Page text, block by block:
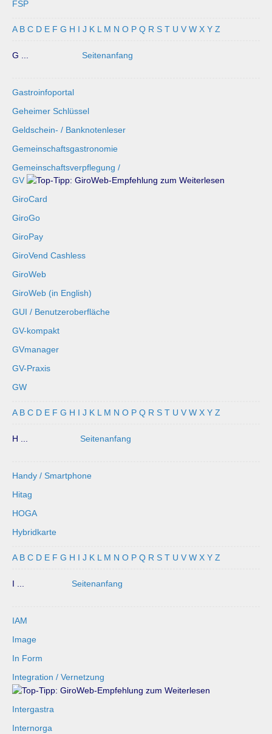
FSP
A B C D E F G H I J K L M N O P Q R S T U V W X Y Z
G ... Seitenanfang
Gastroinfoportal
Geheimer Schlüssel
Geldschein- / Banknotenleser
Gemeinschaftsgastronomie
Gemeinschaftsverpflegung /
GV
GiroCard
GiroGo
GiroPay
GiroVend Cashless
GiroWeb
GiroWeb (in English)
GUI / Benutzeroberfläche
GV-kompakt
GVmanager
GV-Praxis
GW
A B C D E F G H I J K L M N O P Q R S T U V W X Y Z
H ... Seitenanfang
Handy / Smartphone
Hitag
HOGA
Hybridkarte
A B C D E F G H I J K L M N O P Q R S T U V W X Y Z
I ... Seitenanfang
IAM
Image
In Form
Integration / Vernetzung
Intergastra
Internorga